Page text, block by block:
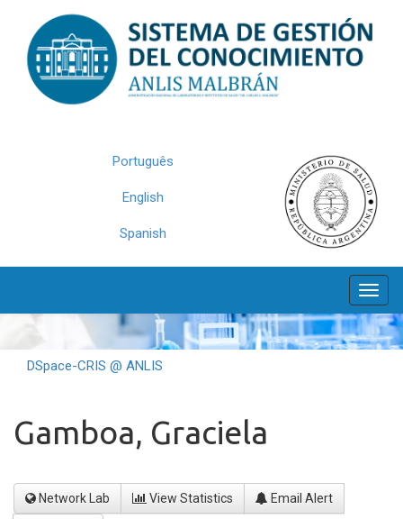
navigation
Português
English
Spanish
DSpace-CRIS @ ANLIS
Gamboa, Graciela
Network Lab View Statistics Email Alert